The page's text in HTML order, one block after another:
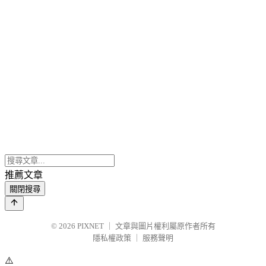
推薦文章
關閉搜尋
© 2026 PIXNET
文章與圖片權利屬原作者所有
隱私權政策
服務聲明
⚠️